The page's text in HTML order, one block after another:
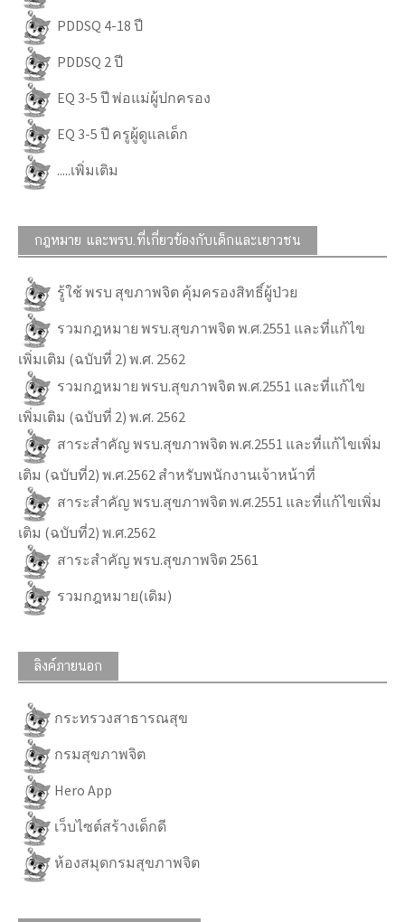
PDDSQ 4-18 ปี
PDDSQ 2 ปี
EQ 3-5 ปี พ่อแม่ผู้ปกครอง
EQ 3-5 ปี ครูผู้ดูแลเด็ก
.....เพิ่มเติม
กฎหมาย และพรบ.ที่เกี่ยวข้องกับเด็กและเยาวชน
รู้ใช้ พรบ สุขภาพจิต คุ้มครองสิทธิ์ผู้ป่วย
รวมกฎหมาย พรบ.สุขภาพจิต พ.ศ.2551 และที่แก้ไข
เพิ่มเติม (ฉบับที่ 2) พ.ศ. 2562
รวมกฎหมาย พรบ.สุขภาพจิต พ.ศ.2551 และที่แก้ไข
เพิ่มเติม (ฉบับที่ 2) พ.ศ. 2562
สาระสำคัญ พรบ.สุขภาพจิต พ.ศ.2551 และที่แก้ไขเพิ่ม
เติม (ฉบับที่2) พ.ศ.2562 สำหรับพนักงานเจ้าหน้าที่
สาระสำคัญ พรบ.สุขภาพจิต พ.ศ.2551 และที่แก้ไขเพิ่ม
เติม (ฉบับที่2) พ.ศ.2562
สาระสำคัญ พรบ.สุขภาพจิต 2561
รวมกฎหมาย(เดิม)
ลิงค์ภายนอก
กระทรวงสาธารณสุข
กรมสุขภาพจิต
Hero App
เว็บไซต์สร้างเด็กดี
ห้องสมุดกรมสุขภาพจิต